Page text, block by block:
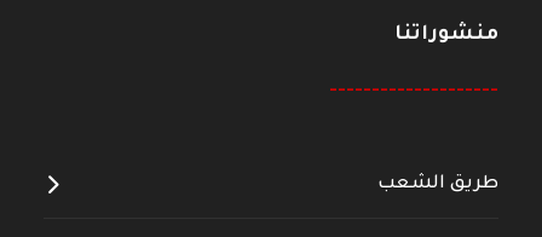
منشوراتنا
--------------------
طريق الشعب